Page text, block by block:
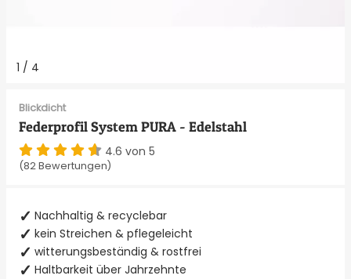
1 / 4
Blickdicht
Federprofil System PURA - Edelstahl
4.6 von 5
(82 Bewertungen)
Nachhaltig & recyclebar
kein Streichen & pflegeleicht
witterungsbeständig & rostfrei
Haltbarkeit über Jahrzehnte